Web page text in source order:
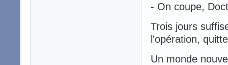
- On coupe,
Trois jours
l'opération,
Un monde